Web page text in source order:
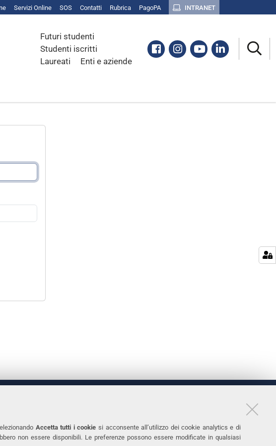
Accetta tutti i cookie si acconsente all’utilizzo dei cookie analytics e di
non essere disponibili. Le preferenze possono essere modificate in qualsiasi
Servizi Online SOS Contatti Rubrica PagoPA INTRANET
Futuri studenti
Studenti iscritti
Laureati
Enti e aziende
Facebook
Instagram
YoutubeLinkedin
0532 293111
+39 0532 293031
Accessibilità
Protezione dati personali